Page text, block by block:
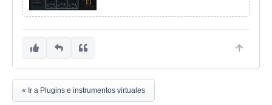
« Ir a Plugins e instrumentos virtuales